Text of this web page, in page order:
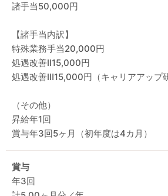
諸手当50,000円
【諸手当内訳】
特殊業務手当20,000円
処遇改善Ⅱ15,000円
処遇改善Ⅲ15,000円（キャリアアップ
（その他）
昇給年1回
賞与年3回5ヶ月（初年度は4カ月）
賞与
年3回